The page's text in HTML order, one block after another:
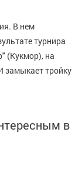
В нем
турнира
(Кукмор), на
замыкает тройку
в